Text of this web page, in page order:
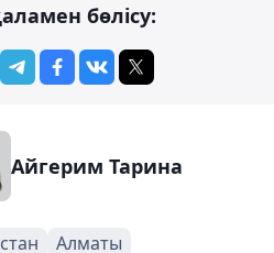
бөлісу:
Айгерим Тарина
Алматы